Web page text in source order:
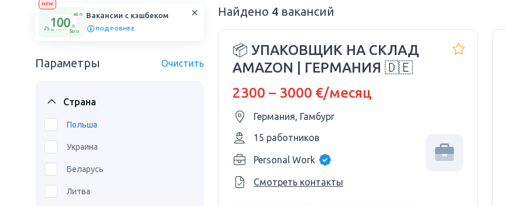
NEW
Вакансии с кэшбеком
ПОДРОБНЕЕ
Параметры Очистить
Страна
Польша
Украина
Беларусь
Литва
Найдено 4 вакансий
📦 УПАКОВЩИК НА СКЛАД
AMAZON | ГЕРМАНИЯ 🇩🇪
2300 – 3000 €/месяц
Германия, Гамбург
15 работников
Personal Work
Смотреть контакты